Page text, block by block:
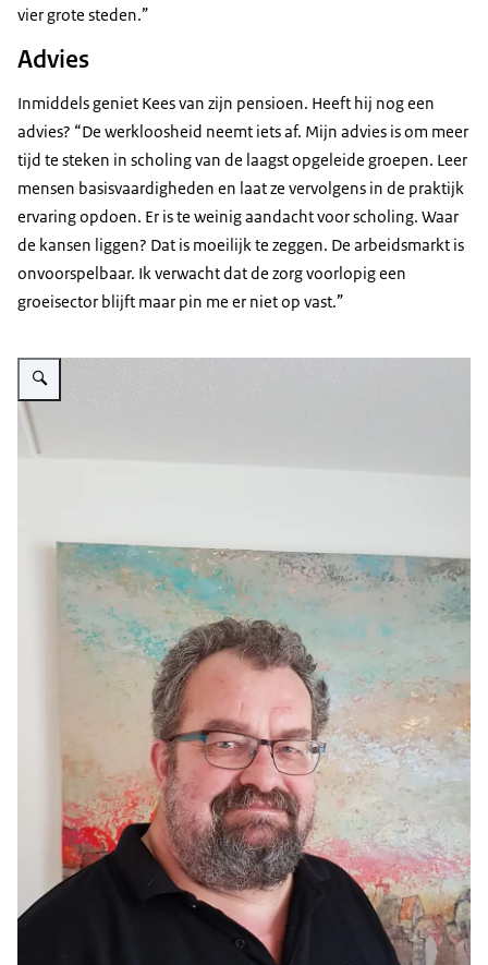
vier grote steden.”
Advies
Inmiddels geniet Kees van zijn pensioen. Heeft hij nog een
advies? “De werkloosheid neemt iets af. Mijn advies is om meer
tijd te steken in scholing van de laagst opgeleide groepen. Leer
mensen basisvaardigheden en laat ze vervolgens in de praktijk
ervaring opdoen. Er is te weinig aandacht voor scholing. Waar
de kansen liggen? Dat is moeilijk te zeggen. De arbeidsmarkt is
onvoorspelbaar. Ik verwacht dat de zorg voorlopig een
groeisector blijft maar pin me er niet op vast.”
Vergroot afbeelding kees